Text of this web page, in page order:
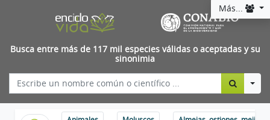
Más...
Busca entre más de 117 mil especies válidas o aceptadas y su
sinonimia